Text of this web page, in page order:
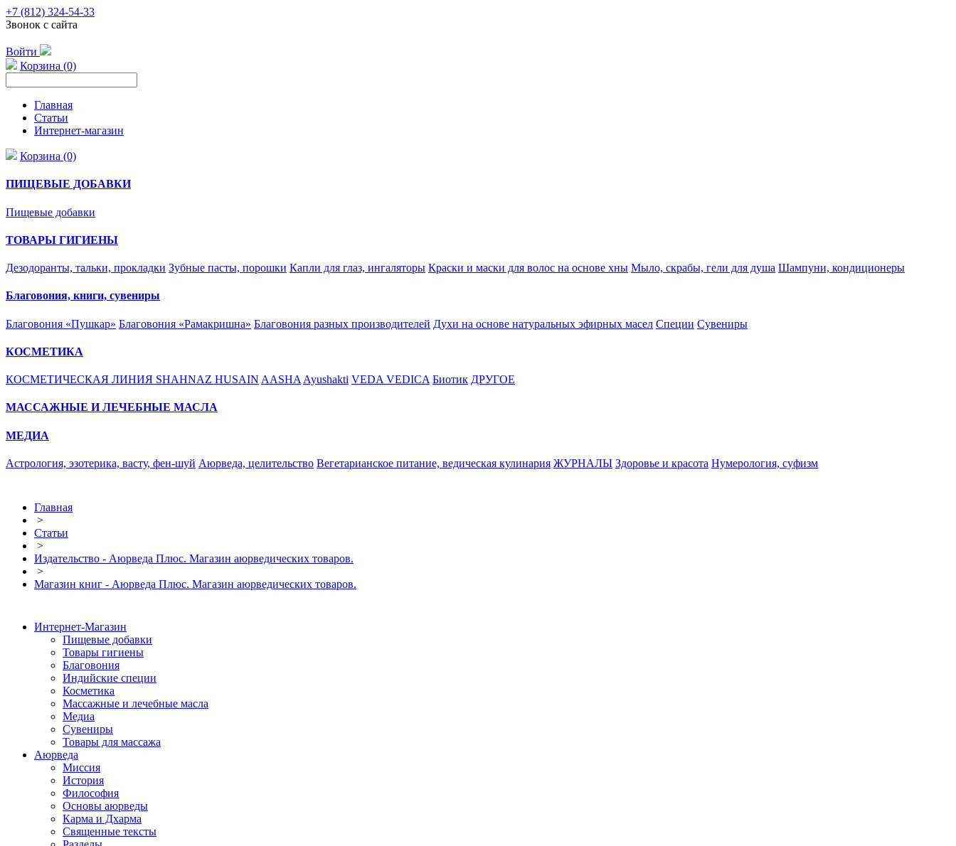
+7 (812) 324-54-33
Звонок с сайта
Войти
Корзина (0)
Главная
Статьи
Интернет-магазин
Корзина (0)
ПИЩЕВЫЕ ДОБАВКИ
Пищевые добавки
ТОВАРЫ ГИГИЕНЫ
Дезодоранты, тальки, прокладки Зубные пасты, порошки Капли для глаз, ингаляторы Краски и маски для волос на основе хны Мыло, скрабы, гели для душа Шампуни, кондиционеры
Благовония, книги, сувениры
Благовония «Пушкар» Благовония «Рамакришна» Благовония разных производителей Духи на основе натуральных эфирных масел Специи Сувениры
КОСМЕТИКА
КОСМЕТИЧЕСКАЯ ЛИНИЯ SHAHNAZ HUSAIN AASHA Ayushakti VEDA VEDICA Биотик ДРУГОЕ
МАССАЖНЫЕ И ЛЕЧЕБНЫЕ МАСЛА
МЕДИА
Астрология, эзотерика, васту, фен-шуй Аюрведа, целительство Вегетарианское питание, ведическая кулинария ЖУРНАЛЫ Здоровье и красота Нумерология, суфизм
Главная
>
Статьи
>
Издательство - Аюрведа Плюс. Магазин аюрведических товаров.
>
Магазин книг - Аюрведа Плюс. Магазин аюрведических товаров.
Интернет-Магазин
Пищевые добавки
Товары гигиены
Благовония
Индийские специи
Косметика
Массажные и лечебные масла
Медиа
Сувениры
Товары для массажа
Аюрведа
Миссия
История
Философия
Основы аюрведы
Карма и Дхарма
Священные тексты